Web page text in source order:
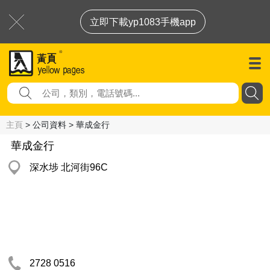
立即下載yp1083手機app
主頁 > 公司資料 > 華成金行
華成金行
深水埗 北河街96C
2728 0516